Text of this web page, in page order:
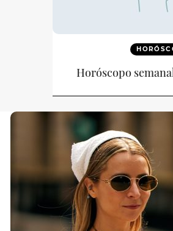
Horóscopo